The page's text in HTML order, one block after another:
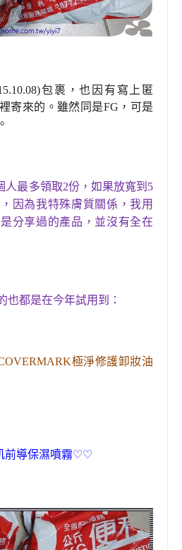
包裹，也因有寫上匿
寄來的。雖然同是FG ， 可是
人最多領取2份，如果放寬到5
， 因為我特殊膚質關係 ，我用
分享過的產品 ， 並沒有全在
也都是在今年試用到：
極淨修護卸妝油
前導保濕噴霧♡♡